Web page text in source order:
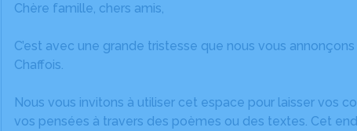
Chère famille, chers amis,
C’est avec une grande tristesse que nous vous
Chaffois.
Nous vous invitons à utiliser cet espace pour laisser vos
vos pensées à travers des poèmes ou des textes. Cet